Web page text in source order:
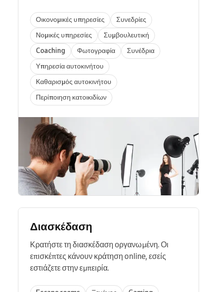
Οικονομικές υπηρεσίες
Συνεδρίες
Νομικές υπηρεσίες
Συμβουλευτική
Coaching
Φωτογραφία
Συνέδρια
Υπηρεσία αυτοκινήτου
Καθαρισμός αυτοκινήτου
Περίποιηση κατοικιδίων
Διασκέδαση
Κρατήστε τη διασκέδαση οργανωμένη. Οι
επισκέπτες κάνουν κράτηση online, εσείς
εστιάζετε στην εμπειρία.